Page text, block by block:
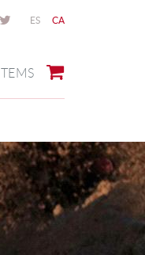
ES CA
ITEMS